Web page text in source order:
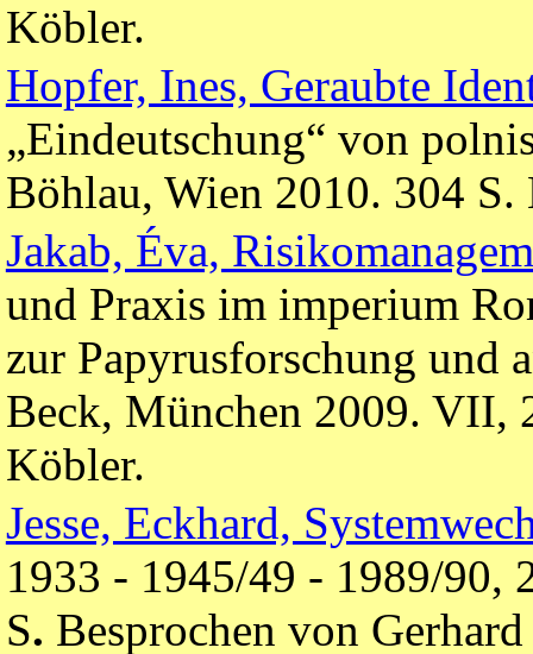
Köbler.
Hopfer, Ines, Geraubte
„Eindeutschung“ von
Böhlau, Wien 2010. 304
Jakab, Éva,
und Praxis im imperium
zur Papyrusforschung und
Beck, München 2009. VII,
Köbler.
Jesse, Eckhard,
1933 - 1945/49 - 1989/90,
S. Besprochen von